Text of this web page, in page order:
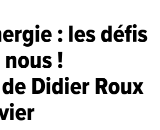
: les défis
!
Didier Roux